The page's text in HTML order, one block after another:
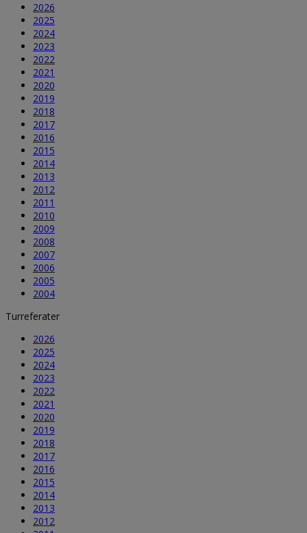
2026
2025
2024
2023
2022
2021
2020
2019
2018
2017
2016
2015
2014
2013
2012
2011
2010
2009
2008
2007
2006
2005
2004
Turreferater
2026
2025
2024
2023
2022
2021
2020
2019
2018
2017
2016
2015
2014
2013
2012